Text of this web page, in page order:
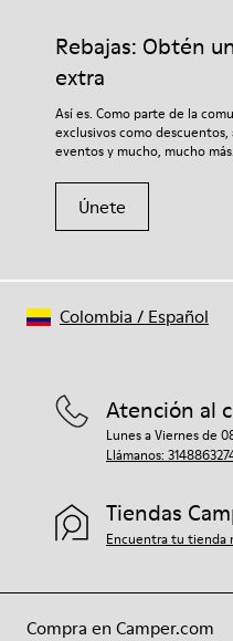
Rebajas: Obtén
extra
Así es. Como parte de la
exclusivos como
eventos y mucho, mucho más.
Únete
Compra en Camper.com
Atención al
Lunes a Viernes de
Llámanos:
Tiendas
Encuentra tu tienda
Colombia / Español